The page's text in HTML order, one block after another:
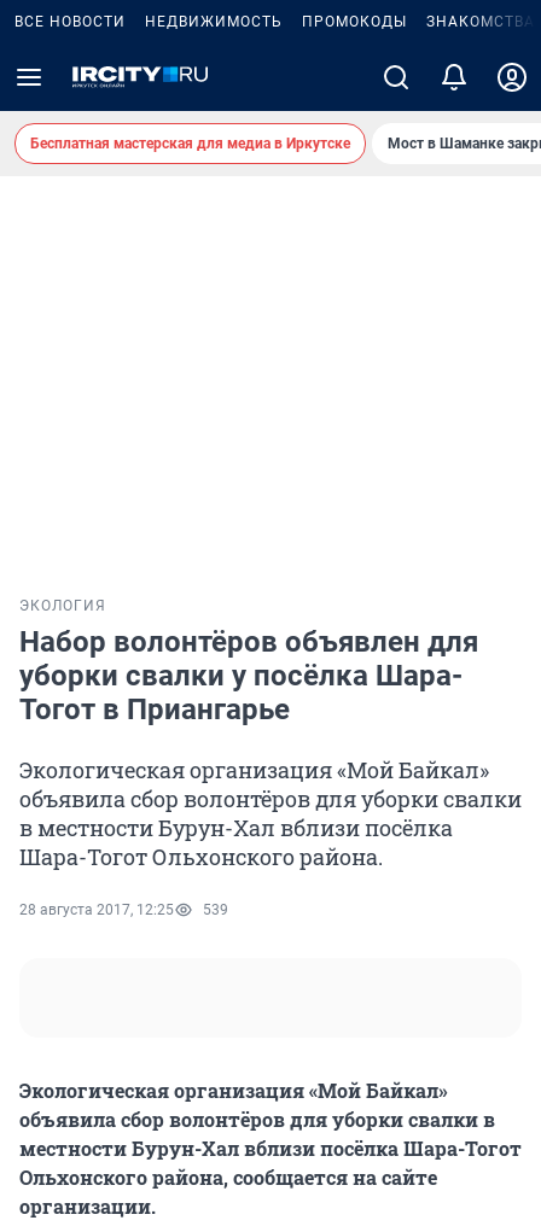
ВСЕ НОВОСТИ НЕДВИЖИМОСТЬ ПРОМОКОДЫ ЗНАКОМСТВА
Бесплатная мастерская для медиа в Иркутске Мост в Шаманке
ЭКОЛОГИЯ
Набор волонтёров объявлен для
уборки свалки у посёлка Шара-
Тогот в Приангарье
Экологическая организация «Мой Байкал»
объявила сбор волонтёров для уборки свалки
в местности Бурун-Хал вблизи посёлка
Шара-Тогот Ольхонского района.
28 августа 2017, 12:25 539
Экологическая организация «Мой Байкал»
объявила сбор волонтёров для уборки свалки в
местности Бурун-Хал вблизи посёлка Шара-Тогот
Ольхонского района, сообщается на сайте
организации.